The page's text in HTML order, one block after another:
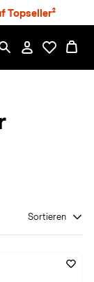
Topseller²
Sortieren